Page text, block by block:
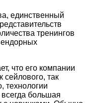
единственный
тренингов
что его компании
сейлового, так
технологии
большая